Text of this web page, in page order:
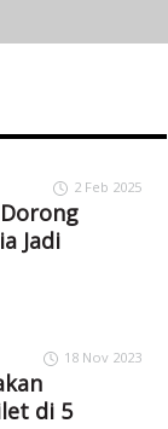
2 Feb 2025
Jadi
18 Nov 2023
di 5